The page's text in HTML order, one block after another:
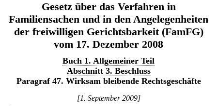
Gesetz über das Verfahren in
Familiensachen und in den Angelegenheiten
der freiwilligen Gerichtsbarkeit (FamFG)
vom 17. Dezember 2008
Buch 1. Allgemeiner Teil
Abschnitt 3. Beschluss
Paragraf 47. Wirksam bleibende Rechtsgeschäfte
[1. September 2009]